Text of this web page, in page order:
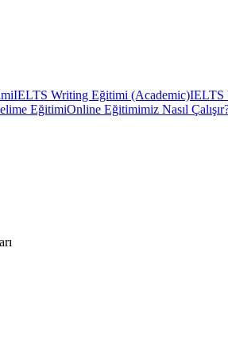
IELTS Writing Eğitimi (Academic)IELTS
EğitimiOnline Eğitimimiz Nasıl